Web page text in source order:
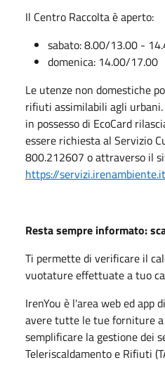
Il Centro Raccolta è aperto:
sabato: 8.00/13.00 -
domenica: 14.00/17.00
Le utenze non domestiche
rifiuti assimilabili agli
in possesso di EcoCard
essere richiesta al Servizio
800.212607 o attraverso il
https://servizi.irenambiente.it
Resta sempre informato:
Ti permette di verificare il
vuotature effettuate a tuo
IrenYou è l'area web ed app
avere tutte le tue forniture
semplificare la gestione dei
Teleriscaldamento e Rifiuti